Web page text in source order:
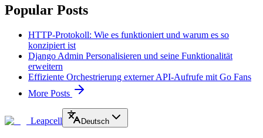
Popular Posts
HTTP-Protokoll: Wie es funktioniert und warum es so
konzipiert ist
Django Admin Personalisieren und seine Funktionalität
erweitern
Effiziente Orchestrierung externer API-Aufrufe mit Go Fans
More Posts
Leapcell Deutsch